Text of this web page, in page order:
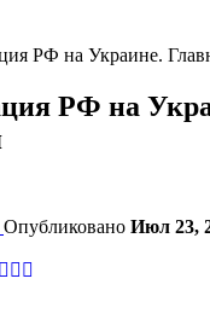
РФ на Украине.
РФ на
Опубликовано Июл 23,